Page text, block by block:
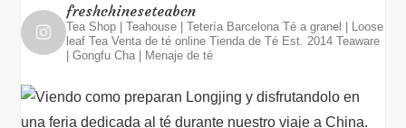
freshchineseteabcn
Tea Shop | Teahouse | Tetería Barcelona Té a granel | Loose
leaf Tea Venta de té online Tienda de Té Est. 2014 Teaware
| Gongfu Cha | Menaje de té